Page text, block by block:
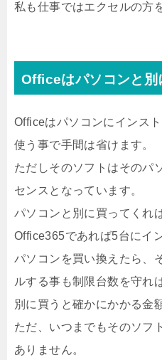
私も仕事ではエクセルの方
Officeはパソコンと別
Officeはパソコンにインス
使う事で手間は省けます。
ただしそのソフトはそのパ
センスとなっています。
パソコンと別に買ってくれ
Office365であれば5台にイ
パソコンを買い換えたら、
ルする事も制限台数を守れ
別に買うと確かにかかる金
ただ、いつまでもそのソフ
ありません。